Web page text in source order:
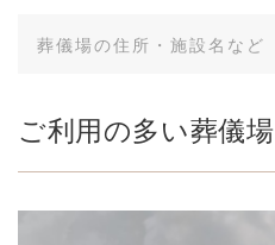
ご利用の多い葬儀場